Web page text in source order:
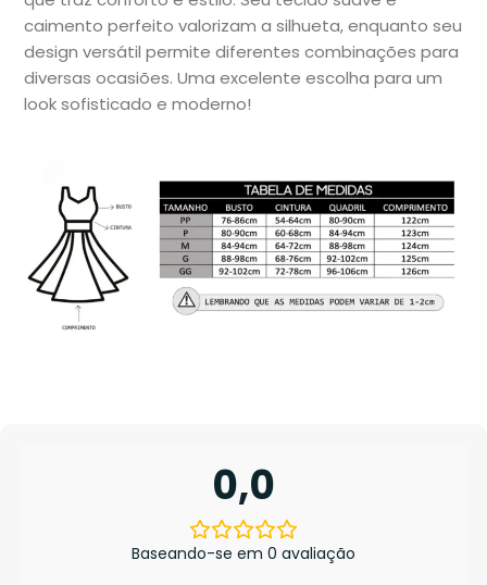
caimento perfeito valorizam a silhueta, enquanto seu
design versátil permite diferentes combinações para
diversas ocasiões. Uma excelente escolha para um
look sofisticado e moderno!
0,0
Baseando-se em 0 avaliação